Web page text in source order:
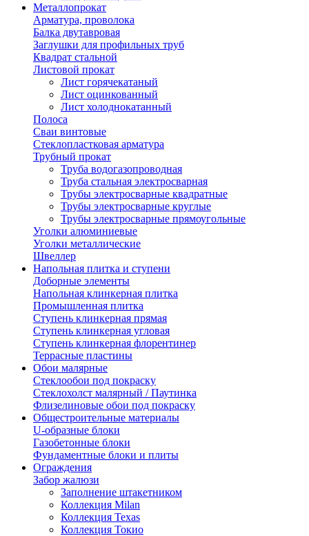
Металлопрокат
Арматура, проволока
Балка двутавровая
Заглушки для профильных труб
Квадрат стальной
Листовой прокат
Лист горячекатаный
Лист оцинкованный
Лист холоднокатанный
Полоса
Сваи винтовые
Стеклопластковая арматура
Трубный прокат
Труба водогазопроводная
Труба стальная электросварная
Трубы электросварные квадратные
Трубы электросварные круглые
Трубы электросварные прямоугольные
Уголки алюминиевые
Уголки металлические
Швеллер
Напольная плитка и ступени
Доборные элементы
Напольная клинкерная плитка
Промышленная плитка
Ступень клинкерная прямая
Ступень клинкерная угловая
Ступень клинкерная флорентинер
Террасные пластины
Обои малярные
Стеклообои под покраску
Стеклохолст малярный / Паутинка
Флизелиновые обои под покраску
Общестроительные материалы
U-образные блоки
Газобетонные блоки
Фундаментные блоки и плиты
Ограждения
Забор жалюзи
Заполнение штакетником
Коллекция Milan
Коллекция Texas
Коллекция Токио